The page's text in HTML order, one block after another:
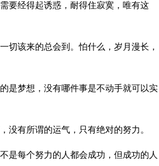
经得起诱惑，耐得住寂寞，唯有这
该来的总会到。怕什么，岁月漫长，
梦想，没有哪件事是不动手就可以实
有所谓的运气，只有绝对的努力。
每个努力的人都会成功，但成功的人